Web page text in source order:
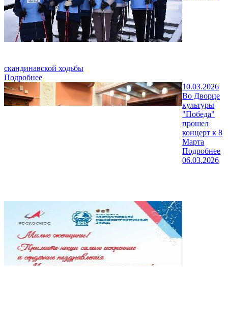
скандинавской ходьбы
Подробнее
10.03.2026
Во Дворце
культуры
"Победа"
прошел
концерт к 8
Марта
Подробнее
06.03.2026